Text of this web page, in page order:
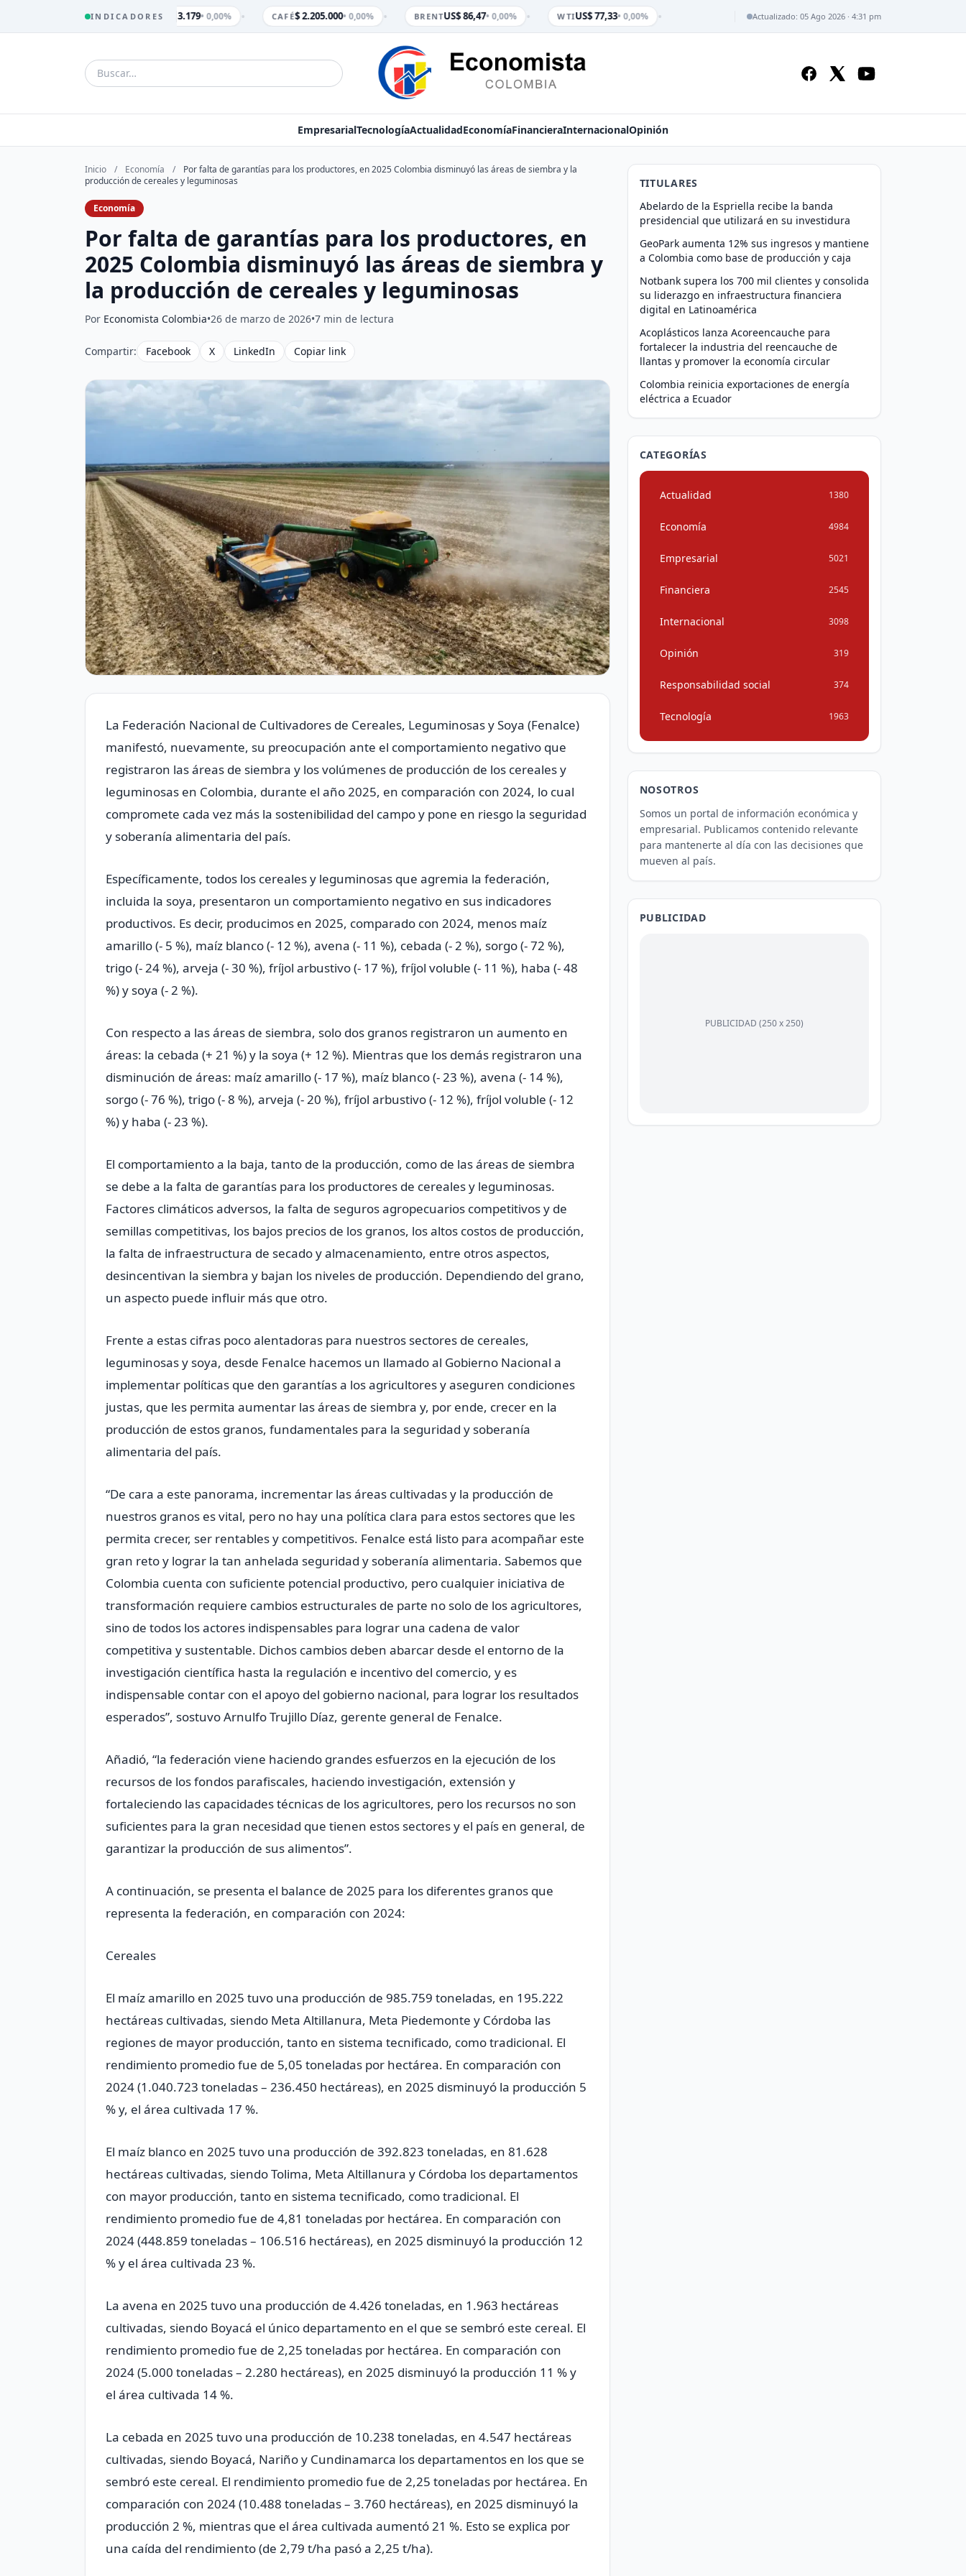
INDICADORES
TRM $ 3.179• 0,00% CAFÉ$ 2.205.000• 0,00% BRENTUS$ 86,47• 0,00% WTIUS$ 77,33• 0,00% Actualizado: 05 Ago 2026 · 4:31 pm
EmpresarialTecnologíaActualidadEconomíaFinancieraInternacionalOpinión
Inicio / Economía /
Por falta de garantías para los productores, en 2025 Colombia disminuyó las áreas de siembra y la
producción de cereales y leguminosas
Economía
Por falta de garantías para los productores, en
2025 Colombia disminuyó las áreas de siembra y
la producción de cereales y leguminosas
Por Economista Colombia•26 de marzo de 2026•7 min de lectura
Compartir: Facebook X LinkedIn Copiar link
La Federación Nacional de Cultivadores de Cereales, Leguminosas y Soya (Fenalce)
manifestó, nuevamente, su preocupación ante el comportamiento negativo que
registraron las áreas de siembra y los volúmenes de producción de los cereales y
leguminosas en Colombia, durante el año 2025, en comparación con 2024, lo cual
compromete cada vez más la sostenibilidad del campo y pone en riesgo la seguridad
y soberanía alimentaria del país.
Específicamente, todos los cereales y leguminosas que agremia la federación,
incluida la soya, presentaron un comportamiento negativo en sus indicadores
productivos. Es decir, producimos en 2025, comparado con 2024, menos maíz
amarillo (- 5 %), maíz blanco (- 12 %), avena (- 11 %), cebada (- 2 %), sorgo (- 72 %),
trigo (- 24 %), arveja (- 30 %), fríjol arbustivo (- 17 %), fríjol voluble (- 11 %), haba (- 48
%) y soya (- 2 %).
Con respecto a las áreas de siembra, solo dos granos registraron un aumento en
áreas: la cebada (+ 21 %) y la soya (+ 12 %). Mientras que los demás registraron una
disminución de áreas: maíz amarillo (- 17 %), maíz blanco (- 23 %), avena (- 14 %),
sorgo (- 76 %), trigo (- 8 %), arveja (- 20 %), fríjol arbustivo (- 12 %), fríjol voluble (- 12
%) y haba (- 23 %).
El comportamiento a la baja, tanto de la producción, como de las áreas de siembra
se debe a la falta de garantías para los productores de cereales y leguminosas.
Factores climáticos adversos, la falta de seguros agropecuarios competitivos y de
semillas competitivas, los bajos precios de los granos, los altos costos de producción,
la falta de infraestructura de secado y almacenamiento, entre otros aspectos,
desincentivan la siembra y bajan los niveles de producción. Dependiendo del grano,
un aspecto puede influir más que otro.
Frente a estas cifras poco alentadoras para nuestros sectores de cereales,
leguminosas y soya, desde Fenalce hacemos un llamado al Gobierno Nacional a
implementar políticas que den garantías a los agricultores y aseguren condiciones
justas, que les permita aumentar las áreas de siembra y, por ende, crecer en la
producción de estos granos, fundamentales para la seguridad y soberanía
alimentaria del país.
“De cara a este panorama, incrementar las áreas cultivadas y la producción de
nuestros granos es vital, pero no hay una política clara para estos sectores que les
permita crecer, ser rentables y competitivos. Fenalce está listo para acompañar este
gran reto y lograr la tan anhelada seguridad y soberanía alimentaria. Sabemos que
Colombia cuenta con suficiente potencial productivo, pero cualquier iniciativa de
transformación requiere cambios estructurales de parte no solo de los agricultores,
sino de todos los actores indispensables para lograr una cadena de valor
competitiva y sustentable. Dichos cambios deben abarcar desde el entorno de la
investigación científica hasta la regulación e incentivo del comercio, y es
indispensable contar con el apoyo del gobierno nacional, para lograr los resultados
esperados”, sostuvo Arnulfo Trujillo Díaz, gerente general de Fenalce.
Añadió, “la federación viene haciendo grandes esfuerzos en la ejecución de los
recursos de los fondos parafiscales, haciendo investigación, extensión y
fortaleciendo las capacidades técnicas de los agricultores, pero los recursos no son
suficientes para la gran necesidad que tienen estos sectores y el país en general, de
garantizar la producción de sus alimentos”.
A continuación, se presenta el balance de 2025 para los diferentes granos que
representa la federación, en comparación con 2024:
Cereales
El maíz amarillo en 2025 tuvo una producción de 985.759 toneladas, en 195.222
hectáreas cultivadas, siendo Meta Altillanura, Meta Piedemonte y Córdoba las
regiones de mayor producción, tanto en sistema tecnificado, como tradicional. El
rendimiento promedio fue de 5,05 toneladas por hectárea. En comparación con
2024 (1.040.723 toneladas – 236.450 hectáreas), en 2025 disminuyó la producción 5
% y, el área cultivada 17 %.
El maíz blanco en 2025 tuvo una producción de 392.823 toneladas, en 81.628
hectáreas cultivadas, siendo Tolima, Meta Altillanura y Córdoba los departamentos
con mayor producción, tanto en sistema tecnificado, como tradicional. El
rendimiento promedio fue de 4,81 toneladas por hectárea. En comparación con
2024 (448.859 toneladas – 106.516 hectáreas), en 2025 disminuyó la producción 12
% y el área cultivada 23 %.
La avena en 2025 tuvo una producción de 4.426 toneladas, en 1.963 hectáreas
cultivadas, siendo Boyacá el único departamento en el que se sembró este cereal. El
rendimiento promedio fue de 2,25 toneladas por hectárea. En comparación con
2024 (5.000 toneladas – 2.280 hectáreas), en 2025 disminuyó la producción 11 % y
el área cultivada 14 %.
La cebada en 2025 tuvo una producción de 10.238 toneladas, en 4.547 hectáreas
cultivadas, siendo Boyacá, Nariño y Cundinamarca los departamentos en los que se
sembró este cereal. El rendimiento promedio fue de 2,25 toneladas por hectárea. En
comparación con 2024 (10.488 toneladas – 3.760 hectáreas), en 2025 disminuyó la
producción 2 %, mientras que el área cultivada aumentó 21 %. Esto se explica por
una caída del rendimiento (de 2,79 t/ha pasó a 2,25 t/ha).
TITULARES
Abelardo de la Espriella recibe la banda
presidencial que utilizará en su investidura
GeoPark aumenta 12% sus ingresos y mantiene
a Colombia como base de producción y caja
Notbank supera los 700 mil clientes y consolida
su liderazgo en infraestructura financiera
digital en Latinoamérica
Acoplásticos lanza Acoreencauche para
fortalecer la industria del reencauche de
llantas y promover la economía circular
Colombia reinicia exportaciones de energía
eléctrica a Ecuador
CATEGORÍAS
Actualidad 1380
Economía 4984
Empresarial 5021
Financiera 2545
Internacional 3098
Opinión 319
Responsabilidad social 374
Tecnología 1963
NOSOTROS
Somos un portal de información económica y
empresarial. Publicamos contenido relevante
para mantenerte al día con las decisiones que
mueven al país.
PUBLICIDAD
PUBLICIDAD (250 x 250)